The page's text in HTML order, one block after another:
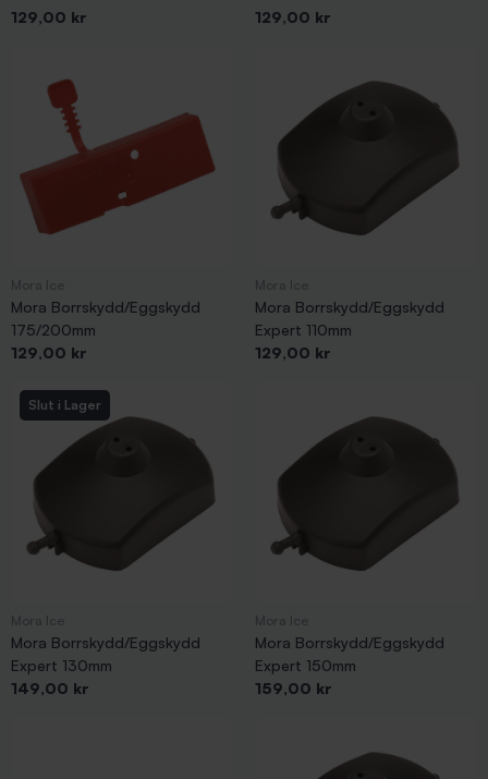
Pris
129,00 kr
Pris
129,00 kr
Mora Borrskydd/Eggskydd
175/200mm
Pris
129,00 kr
Mora Borrskydd/Eggskydd
Expert 110mm
Pris
129,00 kr
Slut i Lager
Mora Borrskydd/Eggskydd
Expert 130mm
Pris
149,00 kr
Mora Borrskydd/Eggskydd
Expert 150mm
Pris
159,00 kr